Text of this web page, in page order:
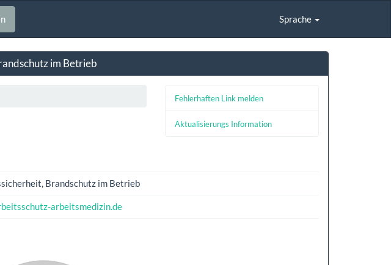
Sprache
im Betrieb
Fehlerhaften Link melden
Aktualisierungs Information
Brandschutz im Betrieb
arbeitsmedizin.de